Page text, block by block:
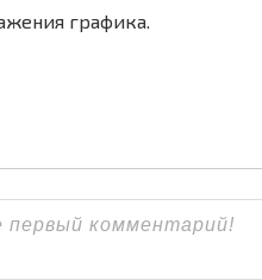
графика.